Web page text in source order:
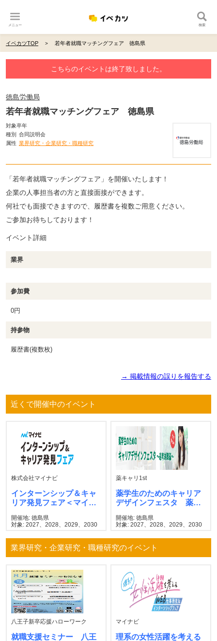
メニュー 検索
イベカツTOP 若年者就職マッチングフェア 徳島県
こちらのイベントは終了致しました。
徳島労働局
若年者就職マッチングフェア 徳島県
対象卒年
種別 合同説明会
属性 業界研究・企業研究・職種研究
「若年者就職マッチングフェア」を開催いたします！
企業の人事担当者の方と直接面接ができます。
何社でも面接できますので、履歴書を複数ご用意ください。
ご参加お待ちしております！
イベント詳細
業界
参加費
0円
持参物
履歴書(複数枚)
→ 掲載情報の誤りを報告する
近くで開催中のイベント
株式会社マイナビ
インターンシップ＆キャ
リア発見フェア＜マイナ
開催地: 徳島県
対象: 2027、2028、2029、2030
薬キャリ1st
薬学生のためのキャリア
デザインフェスタ 薬キ
開催地: 徳島県
対象: 2027、2028、2029、2030
業界研究・企業研究・職種研究のイベント
八王子新卒応援ハローワーク
就職支援セミナー 八王
マイナビ
理系の女性活躍を考える